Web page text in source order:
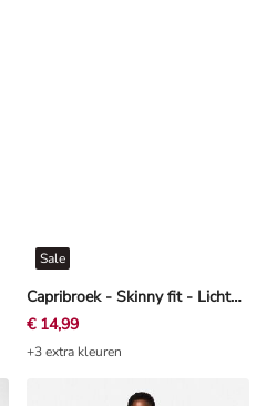
Capribroek - Skinny fit - Lichtblauw
Sale
€ 14,99
+3 extra kleuren